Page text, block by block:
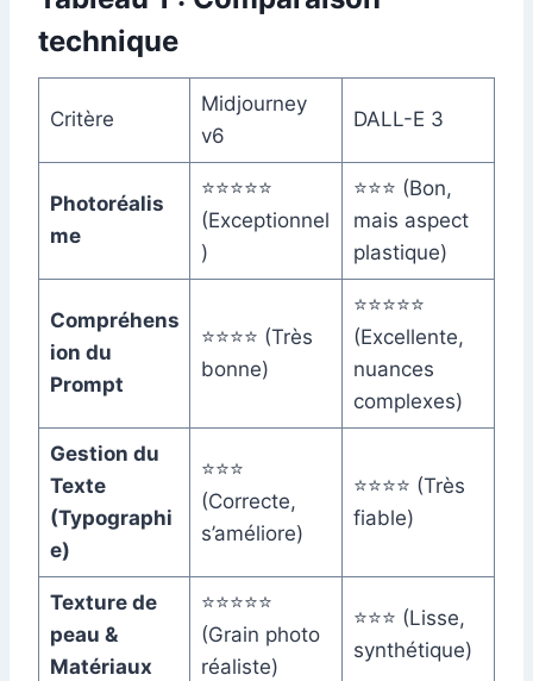
technique
Critère
Midjourney
v6
DALL-E 3
Photoréalis
me
⭐⭐⭐⭐⭐
(Exceptionnel
)
⭐⭐⭐ (Bon,
mais aspect
plastique)
Compréhens
ion du
Prompt
⭐⭐⭐⭐ (Très
bonne)
⭐⭐⭐⭐⭐
(Excellente,
nuances
complexes)
Gestion du
Texte
(Typographi
e)
⭐⭐⭐
(Correcte,
s’améliore)
⭐⭐⭐⭐ (Très
fiable)
Texture de
peau &
Matériaux
⭐⭐⭐⭐⭐
(Grain photo
réaliste)
⭐⭐⭐ (Lisse,
synthétique)